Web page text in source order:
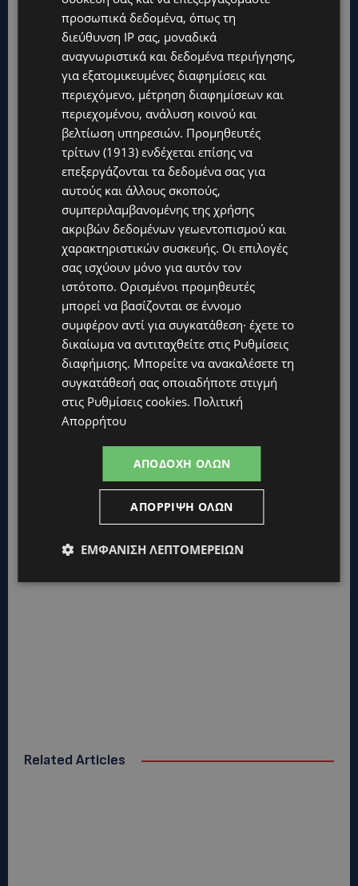
ΙΣΑΑΚ-ΣΟΛΩΜΟΥ: Κλείνουν συμβολικά οδοφράγματα την
Παρασκευή – Πού και τι ώρα θα γίνουν οι δράσεις
UPDATES
ΣΥΛΛΗΨΕΙΣ: 161 οδηγοί με υπερβολική ταχύτητα σε μία νύχτα
– Η παράβαση που κυριάρχησε στους ελέγχους
ΓΕΝΕΘΛΙΟΣ ΗΜΕΡΑ: Η ηλικία είναι μόνο ένας αριθμός – Οι
άνθρωποι και οι στιγμές είναι η πραγματική μας ιστορία
STORIES
ΕΛΕΝΑ ΑΝΤΩΝΙΑΔΟΥ: Αγώνας ζωής για τη 37χρονη μητέρα
τριών παιδιών – Έρανος για τη θεραπεία της στην Αγγλία
UPDATES
ΚΑΤΑΓΓΕΛΙΑ: Για άνδρα που φέρεται να παρενοχλούσε
γυναίκες στο Δασούδι – Σε εξέλιξη οι αστυνομικές έρευνες
UPDATES
ΛΕΥΚΩΣΙΑ: Γιατί ένας 16χρονος φέρεται να έβαλε φωτιά σε
ιστορική μπυραρία – Η Αστυνομία αναζητεί το κίνητρο
ΛΑΤΣΙΑ-ΓΕΡΙ: Στο επίκεντρο η δημιουργία δομών για
ασυνόδευτους ανήλικους – Αντιδρά ο Δήμος, στηρίζει υπό
προϋποθέσεις το Κίνημα Οικολόγων
ΣΤΟ «ΚΟΚΚΙΝΟ» Η ΖΕΣΤΗ: Νέα κίτρινη προειδοποίηση και
40άρια στο εσωτερικό
Related Articles
προσωπικά δεδομένα, όπως τη
διεύθυνση IP σας, μοναδικά
αναγνωριστικά και δεδομένα περιήγησης,
για εξατομικευμένες διαφημίσεις και
περιεχόμενο, μέτρηση διαφημίσεων και
περιεχομένου, ανάλυση κοινού και
βελτίωση υπηρεσιών. Προμηθευτές
τρίτων (1913) ενδέχεται επίσης να
επεξεργάζονται τα δεδομένα σας για
αυτούς και άλλους σκοπούς,
συμπεριλαμβανομένης της χρήσης
ακριβών δεδομένων γεωεντοπισμού και
χαρακτηριστικών συσκευής. Οι επιλογές
σας ισχύουν μόνο για αυτόν τον
ιστότοπο. Ορισμένοι προμηθευτές
μπορεί να βασίζονται σε έννομο
συμφέρον αντί για συγκατάθεση· έχετε το
δικαίωμα να αντιταχθείτε στις Ρυθμίσεις
διαφήμισης. Μπορείτε να ανακαλέσετε τη
συγκατάθεσή σας οποιαδήποτε στιγμή
στις Ρυθμίσεις cookies. Πολιτική
Απορρήτου
ΑΠΟΔΟΧΉ ΌΛΩΝ
ΑΠΌΡΡΙΨΗ ΌΛΩΝ
ΕΜΦΆΝΙΣΗ ΛΕΠΤΟΜΕΡΕΙΏΝ